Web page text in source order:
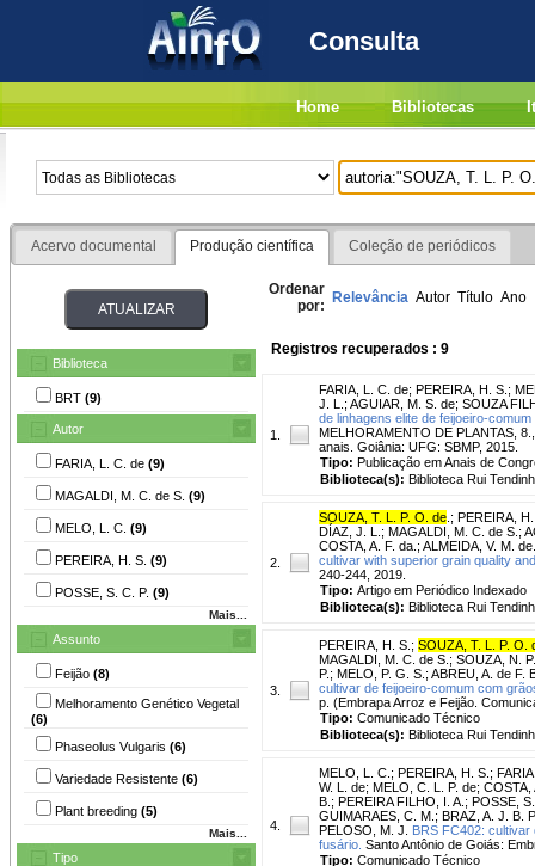
Consulta
Home Bibliotecas
Acervo documental Produção científica Coleção de periódicos
Biblioteca
BRT (9)
Autor
FARIA, L. C. de (9)
MAGALDI, M. C. de S. (9)
MELO, L. C. (9)
PEREIRA, H. S. (9)
POSSE, S. C. P. (9)
Mais...
Assunto
Feijão (8)
Melhoramento Genético Vegetal
(6)
Phaseolus Vulgaris (6)
Variedade Resistente (6)
Plant breeding (5)
Mais...
Tipo
Ordenar
por: Relevância Autor Título Ano
Registros recuperados : 9
1.
FARIA, L. C. de; PEREIRA, H. S. ;
J. L. ; AGUIAR, M. S. de; SOUZA
de linhagens elite de feijoeiro-
MELHORAMENTO DE PLANTAS,
anais. Goiânia: UFG: SBMP, 2015.
Tipo: Publicação em Anais de
Biblioteca(s): Biblioteca Rui
2.
SOUZA, T. L. P. O. de ; PEREIRA,
DÍAZ, J. L. ; MAGALDI, M. C. de S. ;
COSTA, A. F. da. ; ALMEIDA, V. M. de.
cultivar with superior grain quality
240-244, 2019.
Tipo: Artigo em Periódico Indexado
Biblioteca(s): Biblioteca Rui
3.
PEREIRA, H. S. ; SOUZA, T. L. P. O.
MAGALDI, M. C. de S. ; SOUZA, N.
P. ; MELO, P. G. S. ; ABREU, A. de F.
cultivar de feijoeiro-comum com
p. (Embrapa Arroz e Feijão.
Tipo: Comunicado Técnico
Biblioteca(s): Biblioteca Rui
4.
MELO, L. C. ; PEREIRA, H. S. ;
W. L. de; MELO, C. L. P. de; COSTA,
B. ; PEREIRA FILHO, I. A. ; POSSE,
GUIMARAES, C. M. ; BRAZ, A. J. B.
PELOSO, M. J.
BRS FC402:
fusário. Santo Antônio de Goiás:
Tipo: Comunicado Técnico